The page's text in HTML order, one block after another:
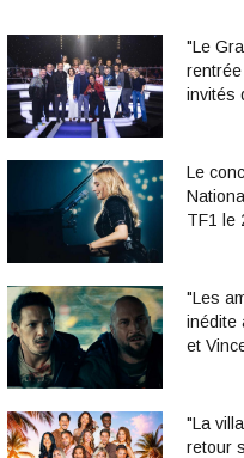
"Le
invités
Le
TF1 le
"Les
inédite
et
"La
retour